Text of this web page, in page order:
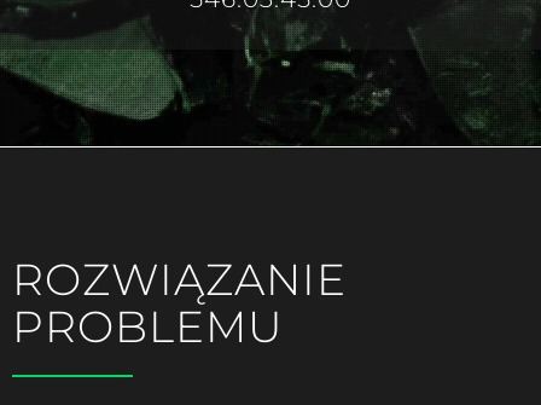
ROZWIĄZANIE
PROBLEMU